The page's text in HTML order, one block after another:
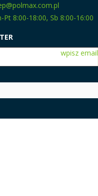
Pt 8:00-18:00, Sb 8:00-16:00
wpisz email